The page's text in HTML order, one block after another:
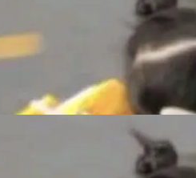
一次编辑：Delt
操作，...
亚马逊、Alpha
巨头相比，Spa
目。然而，支
截然不同的面
要依托充沛的经
；Muse Spark
一句话概括：
install.
自动规划、写
。 据介绍，Muse
识图谱校
全局视野。整个
图 → 控制难度